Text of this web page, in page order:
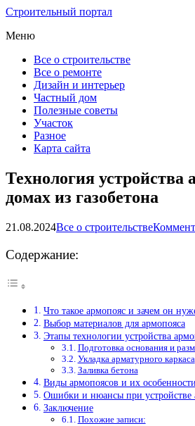
Строительный портал
Меню
Все о строительстве
Все о ремонте
Дизайн и интерьер
Частный дом
Полезные советы
Участок
Разное
Карта сайта
Технология устройства
домах из газобетона
21.08.2024Все о строительстве
Содержание:
Что такое армопояс и зачем он
Выбор материалов для армопояса
Этапы технологии устройства
Подготовка основания и
Укладка арматурного каркаса
Заливка бетона
Виды армопоясов и их особенности
Ошибки и нюансы при устройстве
Заключение
Похожие записи: